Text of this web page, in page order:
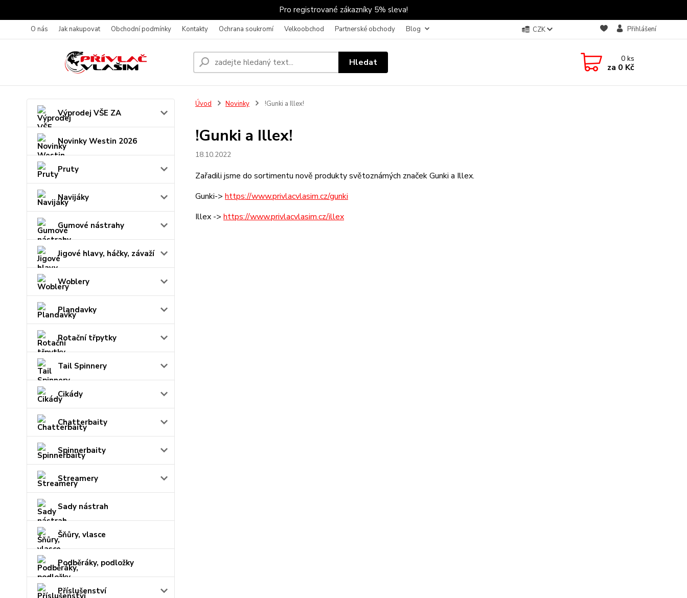
Pro registrované zákazníky 5% sleva!
O nás Jak nakupovat Obchodní podmínky Kontakty Ochrana soukromí Velkoobchod Partnerské obchody Blog CZK Přihlášení
Hledat 0ks
za 0 Kč
Výprodej VŠE ZA
Novinky Westin 2026
Pruty
Navijáky
Gumové nástrahy
Jigové hlavy, háčky, závaží
Woblery
Plandavky
Rotační třpytky
Tail Spinnery
Cikády
Chatterbaity
Spinnerbaity
Streamery
Sady nástrah
Šňůry, vlasce
Podběráky, podložky
Příslušenství
Úvod Novinky !Gunki a Illex!
!Gunki a Illex!
18.10.2022
Zařadili jsme do sortimentu nově produkty světoznámých značek Gunki a Illex.
Gunki-> https://www.privlacvlasim.cz/gunki
Illex -> https://www.privlacvlasim.cz/illex